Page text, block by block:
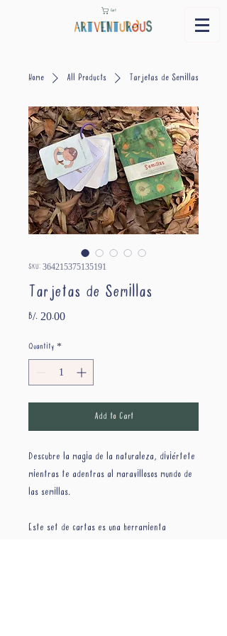
Cart
Home All Products Tarjetas de Semillas
SKU: 364215375135191
Tarjetas de Semillas
B/. 20.00Price
Quantity *
Add to Cart
Descubre la magia de la naturaleza, diviértete
mientras te adentras al maravillosos mundo de
las semillas.
Este set de cartas es una herramienta